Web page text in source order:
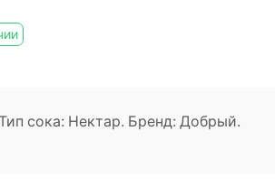
сока: Нектар. Бренд: Добрый.